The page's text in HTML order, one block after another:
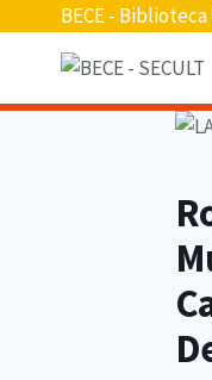
BECE -